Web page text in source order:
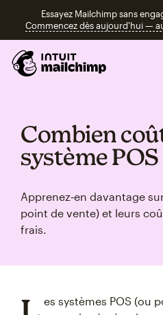
Essayez Mailchimp sans
Commencez dès aujourd'hui —
Combien
système POS
Apprenez‑en davantage
point de vente) et leurs
frais.
es systèmes POS (ou